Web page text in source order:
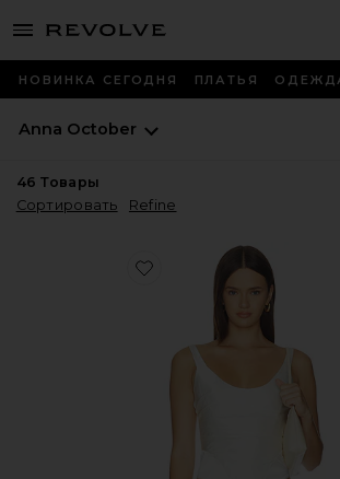
menu - shows more content
НОВИНКА СЕГОДНЯ ПЛАТЬЯ
Anna October
46 Товары
Сортировать
Refine
Favorite МОЛОЧНО-БЕЛЫЙ